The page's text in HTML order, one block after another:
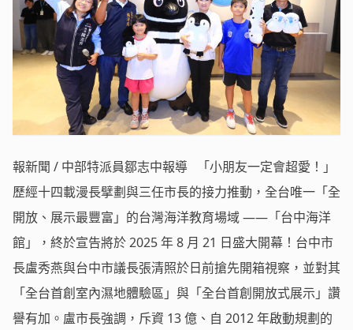
報新聞 / 中部特派員鄒志中報導 「小朋友一定會超愛！」
歷經十四載漫長擘劃與三任市長的接力推動，全台唯一「全
開放、展示最豐富」的台灣海洋教育場域 ——「台中海洋
館」，終於宣告將於 2025 年 8 月 21 日盛大開幕！台中市
長盧秀燕與台中市議長張清照於日前搶先開箱視察，並對其
「全台首創室內濕地體驗區」與「全台首創開放式展示」讚
譽有加。盧市長強調，斥資 13 億、自 2012 年啟動規劃的